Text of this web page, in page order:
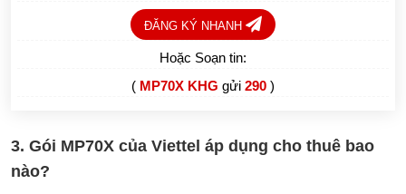
ĐĂNG KÝ NHANH
Hoặc Soạn tin:
( MP70X KHG gửi 290 )
3. Gói MP70X của Viettel áp dụng cho thuê bao
nào?